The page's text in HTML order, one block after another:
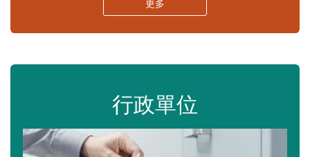
更多
行政單位